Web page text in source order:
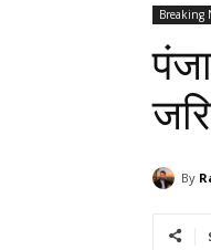
Breaking
By